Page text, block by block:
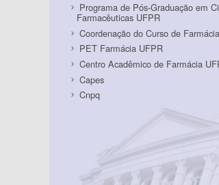
Programa de Pós-Graduação em
Farmacêuticas UFPR
Coordenação do Curso de
PET Farmácia UFPR
Centro Acadêmico de Farmácia
Capes
Cnpq